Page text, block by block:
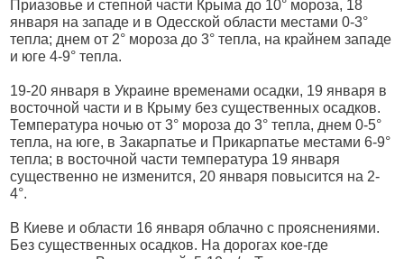
Приазовье и степной части Крыма до 10° мороза, 18
января на западе и в Одесской области местами 0-3°
тепла; днем от 2° мороза до 3° тепла, на крайнем западе
и юге 4-9° тепла.
19-20 января в Украине временами осадки, 19 января в
восточной части и в Крыму без существенных осадков.
Температура ночью от 3° мороза до 3° тепла, днем 0-5°
тепла, на юге, в Закарпатье и Прикарпатье местами 6-9°
тепла; в восточной части температура 19 января
существенно не изменится, 20 января повысится на 2-
4°.
В Киеве и области 16 января облачно с прояснениями.
Без существенных осадков. На дорогах кое-где